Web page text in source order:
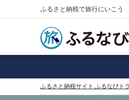
ふるさと納税で旅行にいこう
ふるさと納税サイト ふるなびト